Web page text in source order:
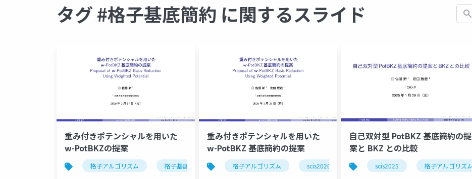
タグ #格子基底簡約 に関するスライド 検索
重み付きポテンシャルを用いた
w-PotBKZの提案
格子アルゴリズム 格子基底簡約 数学 研究中間報告 中間報告
重み付きポテンシャルを用いた
w-PotBKZ 基底簡約の提案
格子アルゴリズム scis2026 格子基底簡約
自己双対型 PotBKZ 基底簡約の提
案と BKZ との比較
scis2025 格子アルゴリズム